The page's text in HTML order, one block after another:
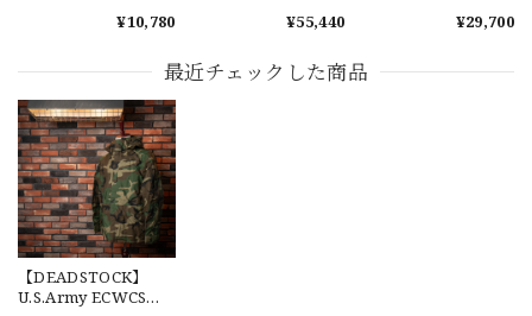
2026/07/17
DSA
2026/07/16
なかなか見つからないこの色味が本当に好きです！ありがと
うございました！
カ軍 ベアージャケッ
¥10,780
物 アメリカ軍 エクワ
ックス レベル7 デッ
¥55,440
GORE-TEX Jacket
品 アメリカ軍 デッド
ストック スコーピオ
¥29,700
最近チェックした商品
【DEADSTOCK】
U.S.Army ECWCS